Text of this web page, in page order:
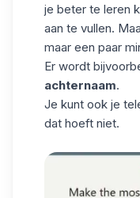
je beter te leren
aan te vullen.
maar een paar
Er wordt
achternaam.
Je kunt ook je
dat hoeft niet.